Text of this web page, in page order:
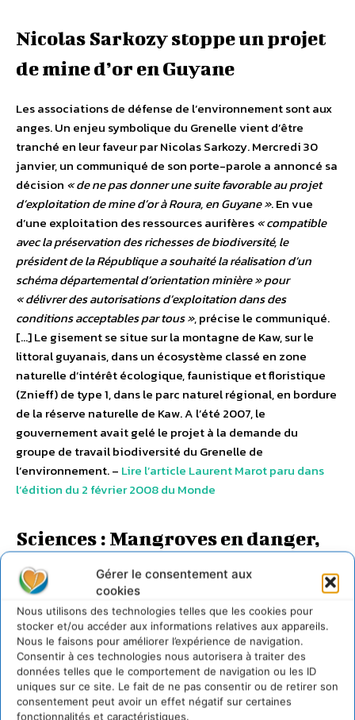
Gérer le consentement aux
cookies
Nous utilisons des technologies telles que les cookies pour
stocker et/ou accéder aux informations relatives aux appareils.
Nous le faisons pour améliorer l’expérience de navigation.
Consentir à ces technologies nous autorisera à traiter des
données telles que le comportement de navigation ou les ID
uniques sur ce site. Le fait de ne pas consentir ou de retirer son
consentement peut avoir un effet négatif sur certaines
fonctionnalités et caractéristiques.
Nicolas Sarkozy stoppe un projet
de mine d’or en Guyane
Les associations de défense de l’environnement sont aux
anges. Un enjeu symbolique du Grenelle vient d’être
tranché en leur faveur par Nicolas Sarkozy. Mercredi 30
janvier, un communiqué de son porte-parole a annoncé sa
décision « de ne pas donner une suite favorable au projet
d’exploitation de mine d’or à Roura, en Guyane ». En vue
d’une exploitation des ressources aurifères« compatible
avec la préservation des richesses de biodiversité, le
président de la République a souhaité la réalisation d’un
schéma départemental d’orientation minière » pour
« délivrer des autorisations d’exploitation dans des
conditions acceptables par tous », précise le communiqué.
[…] Le gisement se situe sur la montagne de Kaw, sur le
littoral guyanais, dans un écosystème classé en zone
naturelle d’intérêt écologique, faunistique et floristique
(Znieff) de type 1, dans le parc naturel régional, en bordure
de la réserve naturelle de Kaw. A l’été 2007, le
gouvernement avait gelé le projet à la demande du
groupe de travail biodiversité du Grenelle de
l’environnement. – Lire l’article Laurent Marot paru dans
l’édition du 2 février 2008 du Monde
Sciences : Mangroves en danger,
un volcan sous l’Antarctique …
–Les mangroves disparaissent à un rythme
« alarmant »: Les mangroves sont menacées. Depuis un
quart de siècle, 20 % de ces écosystèmes tropicaux ont été
détruits, selon l’Organisation des Nations Unies pour
l’agriculture et l’alimentation (FAO), qui juge cette perte
« alarmante ». Dans un rapport rendu public jeudi 31